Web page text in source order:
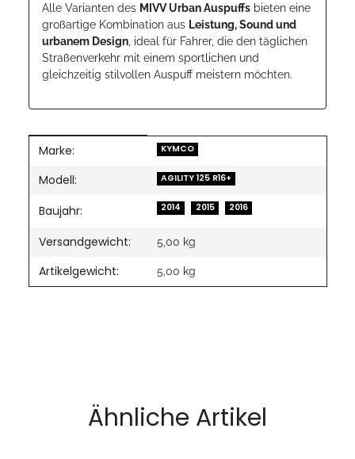
Alle Varianten des MIVV Urban Auspuffs bieten eine
großartige Kombination aus Leistung, Sound und
urbanem Design , ideal für Fahrer, die den täglichen
Straßenverkehr mit einem sportlichen und
gleichzeitig stilvollen Auspuff meistern möchten.
Produkteigenschaft
Wert
Marke: KYMCO
Modell: AGILITY 125 R16+
Baujahr: 2014 2015 2016
Versandgewicht: 5,00 kg
Artikelgewicht: 5,00 kg
Ähnliche Artikel